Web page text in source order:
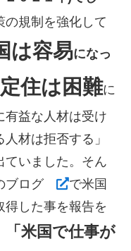
の規制を強化して
は容易になっ
住は困難に
有益な人材は受け
材は拒否する」
ていました。そん
ブログ
で米国
得した事を報告を
「米国で仕事が